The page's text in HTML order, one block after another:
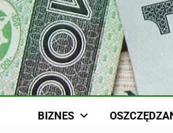
Zarobki
BIZNES